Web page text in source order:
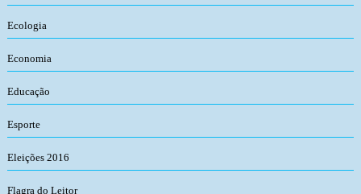
Ecologia
Economia
Educação
Esporte
Eleições 2016
Flagra do Leitor